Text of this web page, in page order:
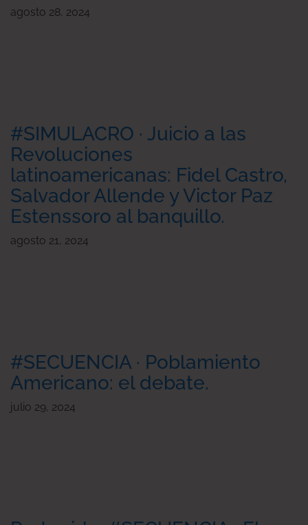
agosto 28, 2024
#SIMULACRO · Juicio a las
Revoluciones
latinoamericanas: Fidel Castro,
Salvador Allende y Victor Paz
Estenssoro al banquillo.
agosto 21, 2024
#SECUENCIA · Poblamiento
Americano: el debate.
julio 29, 2024